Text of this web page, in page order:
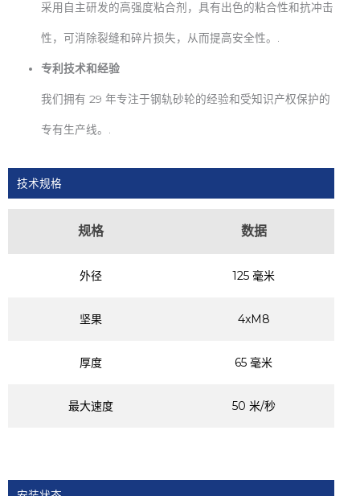
采用自主研发的高强度粘合剂，具有出色的粘合性和抗冲击
性，可消除裂缝和碎片损失，从而提高安全性。.
专利技术和经验
我们拥有 29 年专注于钢轨砂轮的经验和受知识产权保护的
专有生产线。.
技术规格
规格 数据
外径 125 毫米
坚果 4xM8
厚度 65 毫米
最大速度 50 米/秒